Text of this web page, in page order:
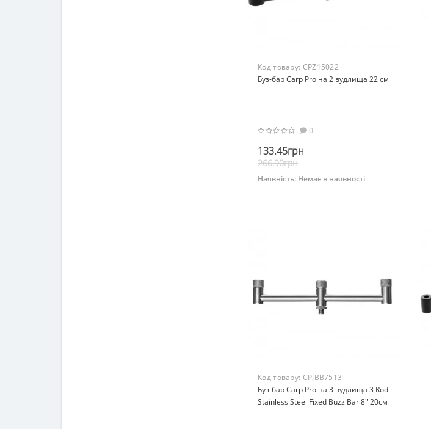
Код товару: CPZ15022
Буз-бар Carp Pro на 2 вудлища 22 см
0
133.45грн
266.90грн
Немає на складі
Наявність: Немає в наявності
Код товару: CPJBB7513
Буз-бар Carp Pro на 3 вудлища 3 Rod
Stainless Steel Fixed Buzz Bar 8" 20см